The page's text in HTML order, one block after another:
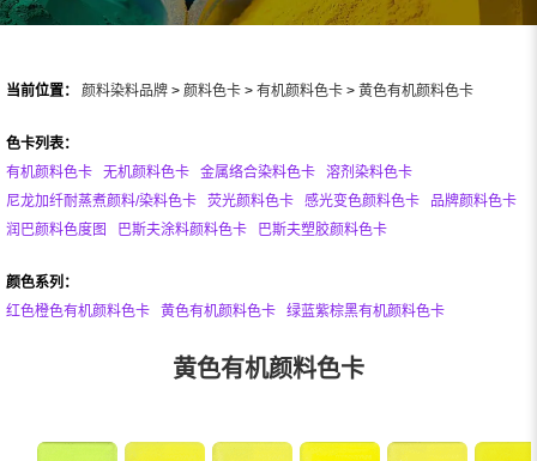
当前位置： 颜料染料品牌 > 颜料色卡 > 有机颜料色卡 > 黄色有机颜料色卡
色卡列表：
有机颜料色卡
无机颜料色卡 金属络合染料色卡
溶剂染料色卡
尼龙加纤耐蒸煮颜料/染料色卡
荧光颜料色卡 感光变色颜料色卡
品牌颜料色卡
润巴颜料色度图
巴斯夫涂料颜料色卡 巴斯夫塑胶颜料色卡
颜色系列：
红色橙色有机颜料色卡
黄色有机颜料色卡 绿蓝紫棕黑有机颜料色卡
黄色有机颜料色卡